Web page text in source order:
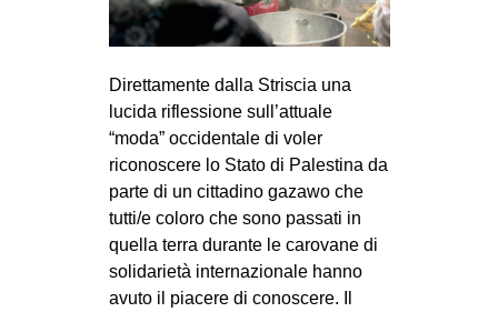
Direttamente dalla Striscia una
lucida riflessione sull’attuale
“moda” occidentale di voler
riconoscere lo Stato di Palestina da
parte di un cittadino gazawo che
tutti/e coloro che sono passati in
quella terra durante le carovane di
solidarietà internazionale hanno
avuto il piacere di conoscere. Il